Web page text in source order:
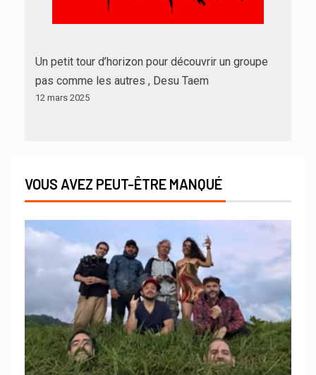
Un petit tour d’horizon pour découvrir un groupe
pas comme les autres , Desu Taem
12 mars 2025
VOUS AVEZ PEUT-ÊTRE MANQUÉ